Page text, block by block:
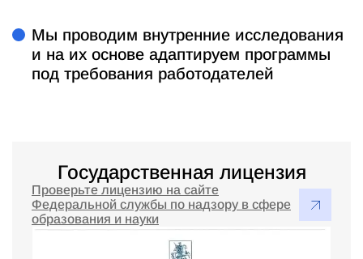
Мы проводим внутренние исследования
и на их основе адаптируем программы
под требования работодателей
Государственная лицензия
Проверьте лицензию на сайте
Федеральной службы по надзору в сфере
образования и науки